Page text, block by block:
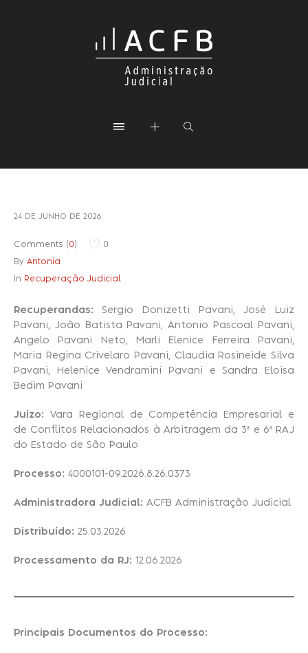
Recuperação Judicial
24 DE JUNHO DE 2026
Comments (0) 0
By Antonia
In Recuperação Judicial
Recuperandas: Sergio Donizetti Pavani, José Luiz
Pavani, João Batista Pavani, Antonio Pascoal Pavani,
Angelo Pavani Neto, Marli Elenice Ferreira Pavani,
Maria Regina Crivelaro Pavani, Claudia Rosineide Silva
Pavani, Helenice Vendramini Pavani e Sandra Eloisa
Bedim Pavani
Juízo: Vara Regional de Competência Empresarial e
de Conflitos Relacionados à Arbitragem da 3ª e 6ª RAJ
do Estado de São Paulo
Processo: 4000101-09.2026.8.26.0373
Administradora Judicial: ACFB Administração Judicial
Distribuído: 25.03.2026
Processamento da RJ: 12.06.2026
Principais Documentos do Processo: